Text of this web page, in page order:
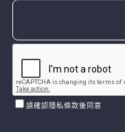
請確認隱私條款後同意